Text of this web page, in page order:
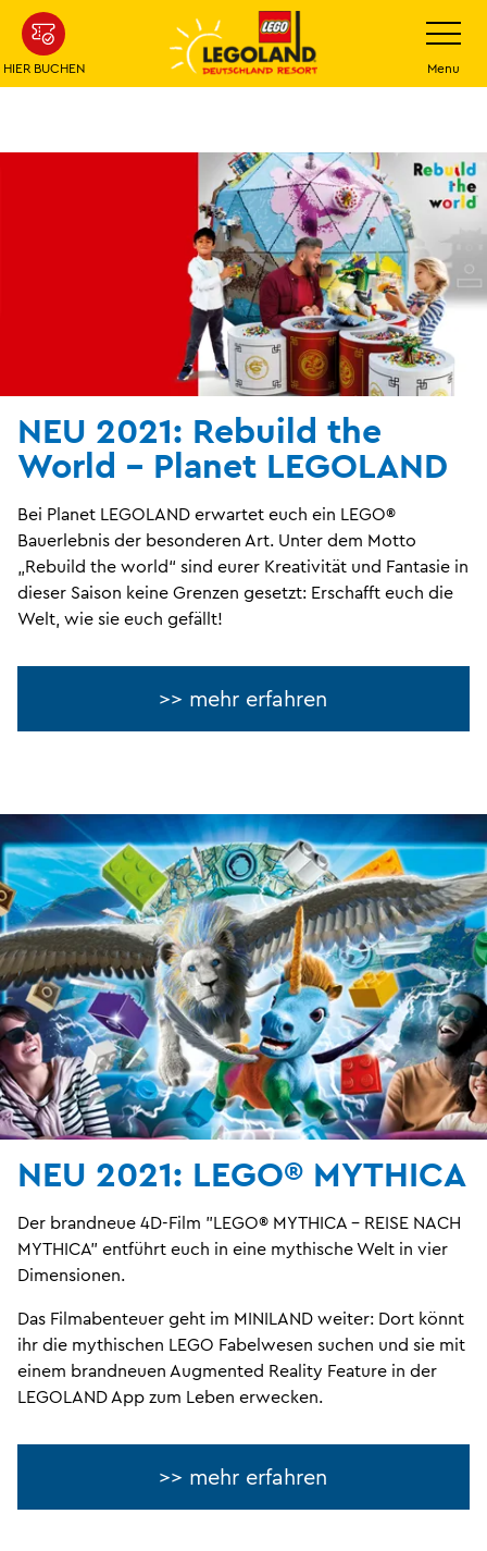
Weiter
zum
Hauptinhalt
HIER BUCHEN Menu
NEU 2021: Rebuild the
World - Planet LEGOLAND
Bei Planet LEGOLAND erwartet euch ein LEGO®
Bauerlebnis der besonderen Art. Unter dem Motto
„Rebuild the world“ sind eurer Kreativität und Fantasie in
dieser Saison keine Grenzen gesetzt: Erschafft euch die
Welt, wie sie euch gefällt!
>> mehr erfahren
NEU 2021: LEGO® MYTHICA
Der brandneue 4D-Film "LEGO® MYTHICA – REISE NACH
MYTHICA" entführt euch in eine mythische Welt in vier
Dimensionen.
Das Filmabenteuer geht im MINILAND weiter: Dort könnt
ihr die mythischen LEGO Fabelwesen suchen und sie mit
einem brandneuen Augmented Reality Feature in der
LEGOLAND App zum Leben erwecken.
>> mehr erfahren